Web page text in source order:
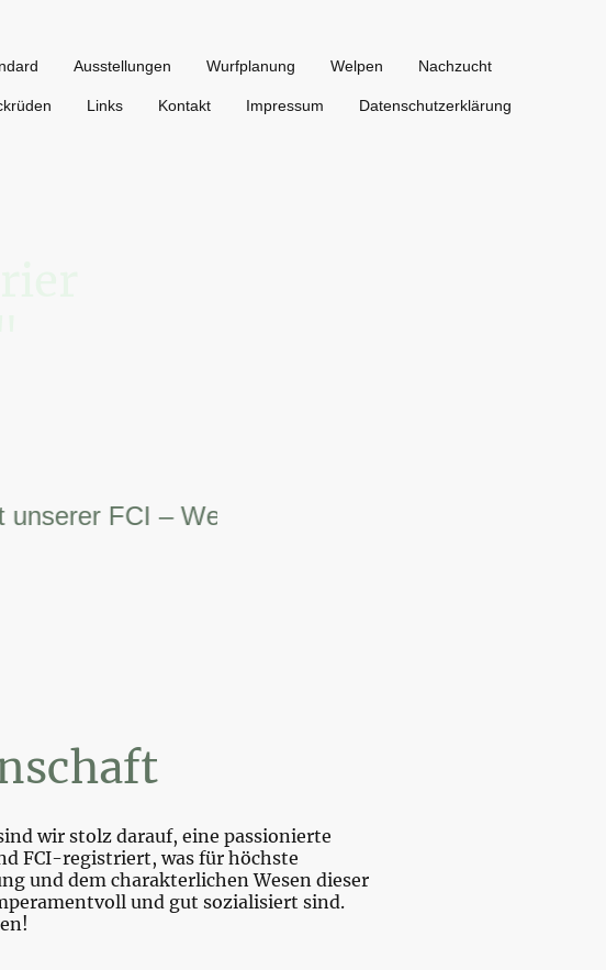
Ausstellungen Wurfplanung Welpen Nachzucht
Links Kontakt Impressum Datenschutzerklärung
FCI – Weltsiegerin.
wir stolz darauf, eine passionierte
FCI-registriert, was für höchste
und dem charakterlichen Wesen dieser
und gut sozialisiert sind.